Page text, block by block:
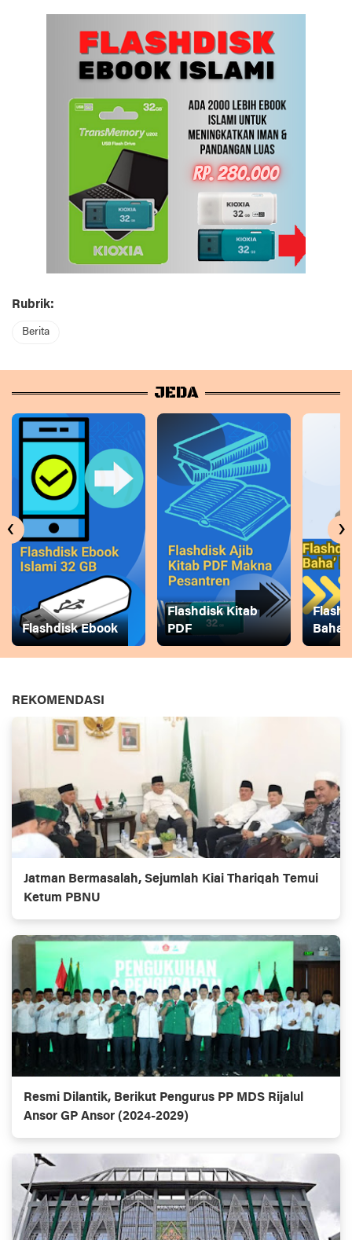
Rubrik:
Berita
JEDA
Flashdisk Ebook
Flashdisk Kitab
PDF
Baha
‹ ›
REKOMENDASI
Jatman Bermasalah, Sejumlah Kiai Thariqah Temui
Ketum PBNU
Resmi Dilantik, Berikut Pengurus PP MDS Rijalul
Ansor GP Ansor (2024-2029)